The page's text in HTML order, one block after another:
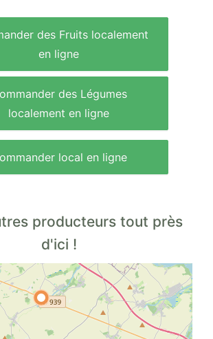
des Fruits localement
en ligne
des Légumes
localement en ligne
local en ligne
producteurs tout près
d'ici !